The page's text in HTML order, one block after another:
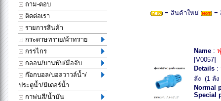
ถาม-ตอบ
ติดต่อเรา
รายการสินค้า
กระดาษทราย/ผ้าทราย
กรรไกร
กลอน/บานพับ/มือจับ
ก๊อกบอล/บอลวาวล์น้ำ/
ประตูน้ำ/มิเตอร์น้ำ
กาพ่นสี/น้ำมัน
= สินค้าใหม่ =
Name :
[V0057]
Details :
ลัง (1 ลัง
Normal
Special